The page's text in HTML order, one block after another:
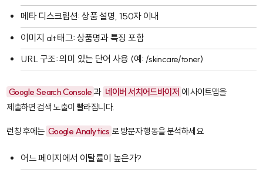
메타 디스크립션: 상품 설명, 150자 이내
이미지 alt 태그: 상품명과 특징 포함
URL 구조: 의미 있는 단어 사용 (예: /skincare/toner)
Google Search Console 과 네이버 서치어드바이저 에 사이트맵을
제출하면 검색 노출이 빨라집니다.
런칭 후에는 Google Analytics 로 방문자 행동을 분석하세요.
어느 페이지에서 이탈률이 높은가?